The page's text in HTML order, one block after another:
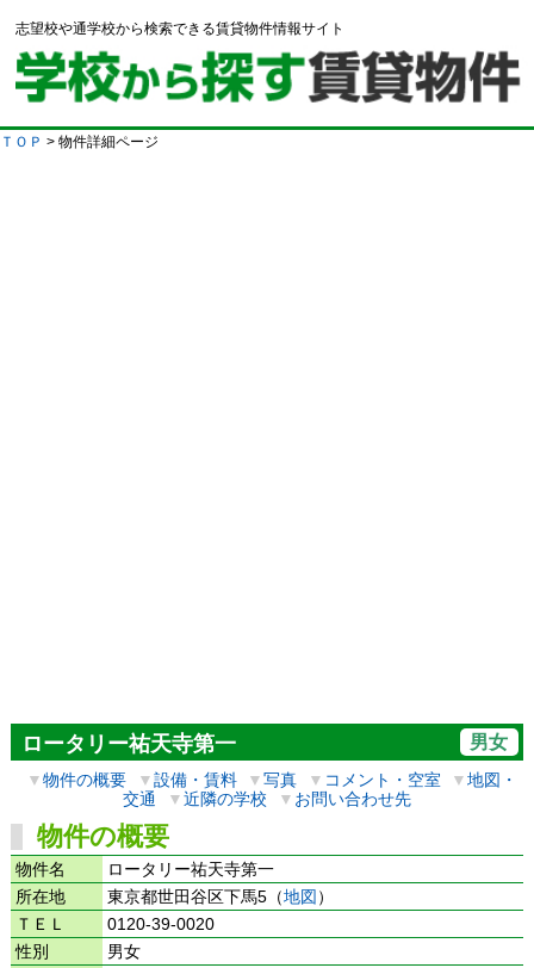
志望校や通学校から検索できる賃貸物件情報サイト
ＴＯＰ > 物件詳細ページ
ロータリー祐天寺第一 男女
▼物件の概要 ▼設備・賃料 ▼写真 ▼ コメント・空室 ▼地図・
交通
▼近隣の学校 ▼ お問い合わせ先
物件の概要
物件名
ロータリー祐天寺第一
所在地
東京都世田谷区下馬5（地図 ）
ＴＥＬ
0120-39-0020
性別
男女